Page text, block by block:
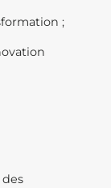
;